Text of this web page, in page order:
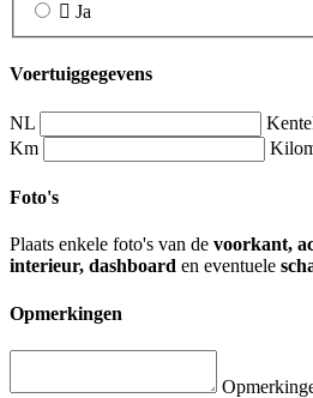
Ja
Voertuiggegevens
NL
Km
Foto's
Plaats enkele foto's van de voorkant,
interieur, dashboard en eventuele
Opmerkingen